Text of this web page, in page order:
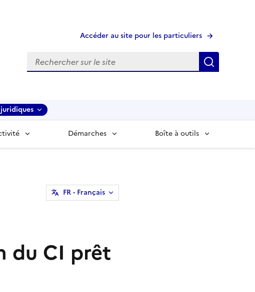
Accéder au site pour les particuliers
Recherche
Démarches Boîte à outils
FR- Français
du CI prêt